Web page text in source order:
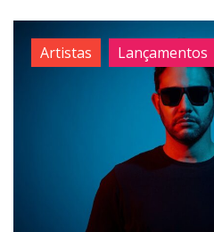
Artistas Lançamentos